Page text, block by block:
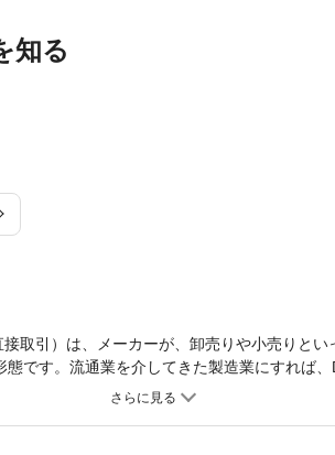
知る
取引）は、メーカーが、卸売りや小売りとい
です。流通業を介してきた製造業にすれば、
顧客とのコミュニケーション、顧客に関する